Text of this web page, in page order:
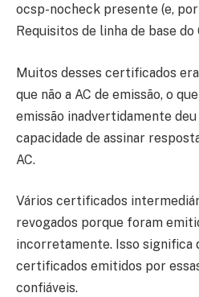
ocsp-nocheck presente (e,
Requisitos de linha de base do
Muitos desses certificados
que não a AC de emissão, o
emissão inadvertidamente
capacidade de assinar
AC.
Vários certificados
revogados porque foram
incorretamente. Isso significa
certificados emitidos por
confiáveis.